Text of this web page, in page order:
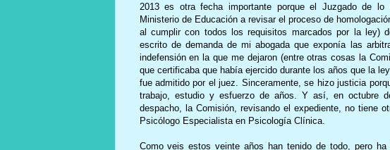
2013 es otra fecha importante porque el Juzgado de lo
Ministerio de Educación a revisar el proceso de
al cumplir con todos los requisitos marcados por la ley)
escrito de demanda de mi abogada que exponía las
indefensión en la que me dejaron (entre otras cosas la
que certificaba que había ejercido durante los años que la
fue admitido por el juez. Sinceramente, se hizo justicia
trabajo, estudio y esfuerzo de años. Y así, en octubre
despacho, la Comisión, revisando el expediente, no tiene
Psicólogo Especialista en Psicología Clínica.
Como veis estos veinte años han tenido de todo, pero